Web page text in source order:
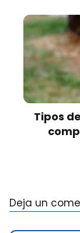
Tipos
Deja un